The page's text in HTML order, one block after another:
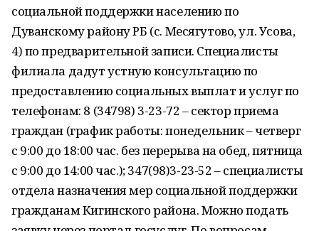
социальной поддержки населению по
Дуванскому району РБ (с. Месягутово, ул. Усова,
4) по предварительной записи. Специалисты
филиала дадут устную консультацию по
предоставлению социальных выплат и услуг по
телефонам: 8 (34798) 3-23-72 – сектор приема
граждан (график работы: понедельник – четверг
с 9:00 до 18:00 час. без перерыва на обед, пятница
с 9:00 до 14:00 час.); 347(98)3-23-52 – специалисты
отдела назначения мер социальной поддержки
гражданам Кигинского района. Можно подать